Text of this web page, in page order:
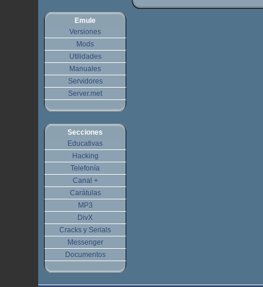
Emule
Versiones
Mods
Utilidades
Manuales
Servidores
Server.met
Secciones
Educativas
Hacking
Telefonía
Canal +
Carátulas
MP3
DivX
Cracks y Serials
Messenger
Documentos